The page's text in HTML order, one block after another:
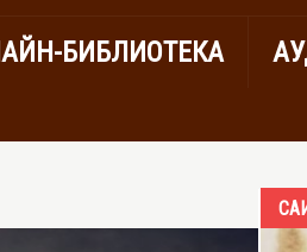
БИБЛИОТЕКА